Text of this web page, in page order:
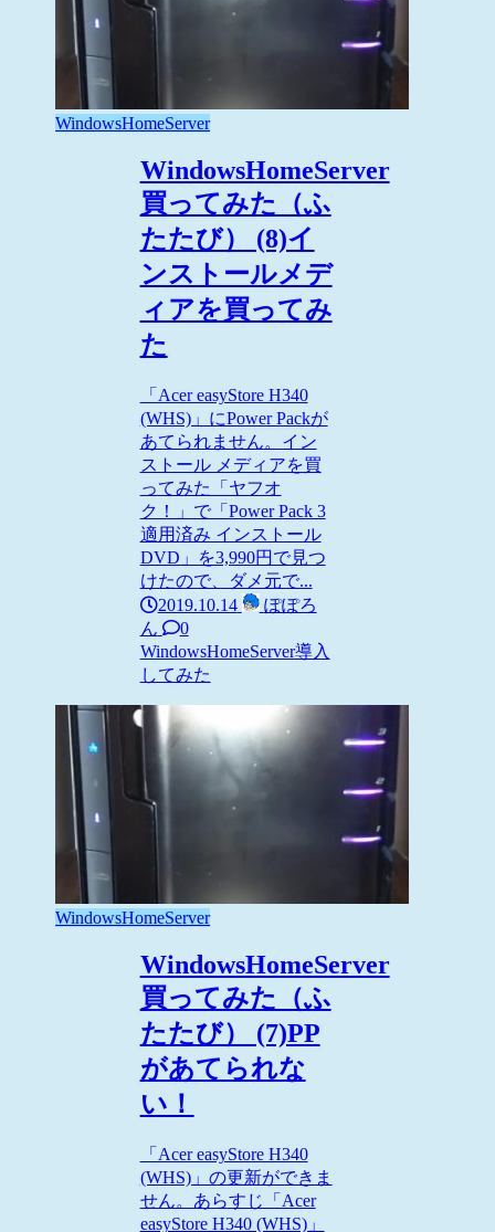
WindowsHomeServer
WindowsHomeServer
買ってみた（ふ
たたび） (8)イ
ンストールメデ
ィアを買ってみ
た
「Acer easyStore H340
(WHS)」にPower Packが
あてられません。イン
ストール メディアを買
ってみた「ヤフオ
ク！」で「Power Pack 3
適用済み インストール
DVD」を3,990円で見つ
けたので、ダメ元で...
2019.10.14
ぽぽろ
ん
0
WindowsHomeServer導入
してみた
WindowsHomeServer
WindowsHomeServer
買ってみた（ふ
たたび） (7)PP
があてられな
い！
「Acer easyStore H340
(WHS)」の更新ができま
せん。あらすじ「Acer
easyStore H340 (WHS)」